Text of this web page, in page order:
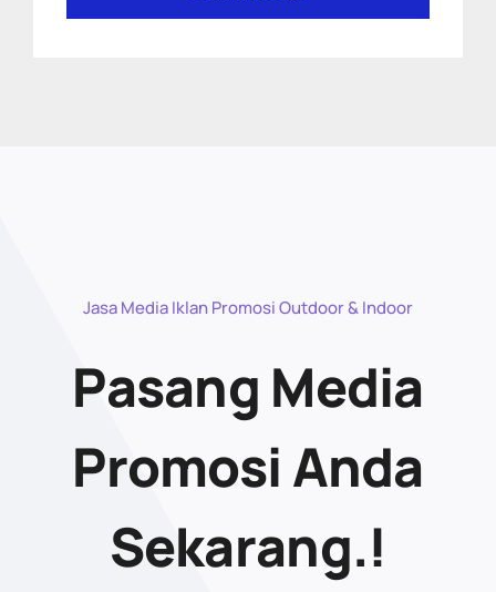
Jasa Media Iklan Promosi Outdoor & Indoor
Pasang Media
Promosi Anda
Sekarang.!